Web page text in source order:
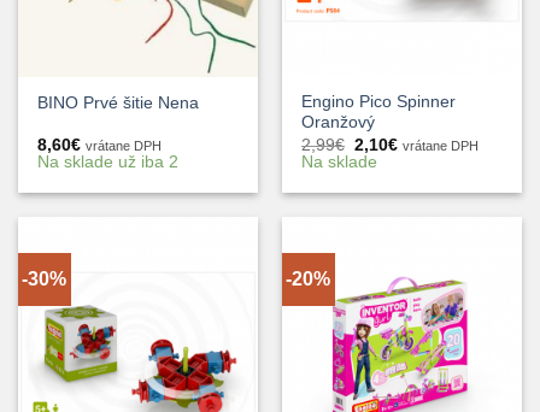
BINO Prvé šitie Nena
8,60€ vrátane DPH
Na sklade už iba 2
Engino Pico Spinner
Oranžový
2,99€ Pôvodná
cena
2,99€.
2,10€Aktuálna
2,10€.
vrátane DPH
Na sklade
-30% -20%